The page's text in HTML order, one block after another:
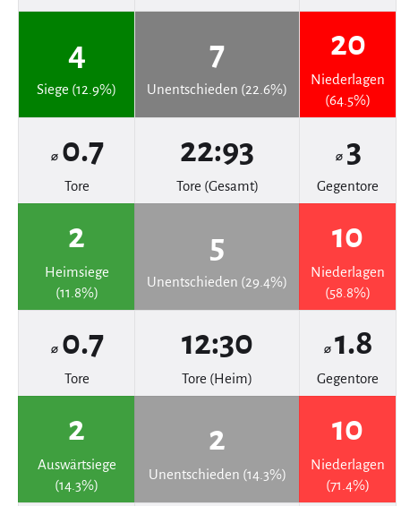
4
Siege (12.9%)
7
Unentschieden (22.6%)
20
Niederlagen
(64.5%)
⌀ 0.7
Tore
22:93
Tore (Gesamt)
⌀ 3
Gegentore
2
Heimsiege
(11.8%)
5
Unentschieden (29.4%)
10
Niederlagen
(58.8%)
⌀ 0.7
Tore
12:30
Tore (Heim)
⌀ 1.8
Gegentore
2
Auswärtsiege
(14.3%)
2
Unentschieden (14.3%)
10
Niederlagen
(71.4%)